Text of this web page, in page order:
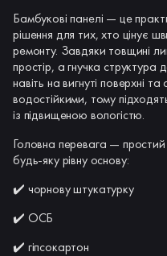
Бамбукові панелі — це
рішення для тих, хто цінує
ремонту. Завдяки товщині
простір, а гнучка структура
навіть на вигнуті поверхні
водостійкими, тому
із підвищеною вологістю.
Головна перевага —
будь-яку рівну основу:
✔️ чорнову штукатурку
✔️ ОСБ
✔️ гіпсокартон